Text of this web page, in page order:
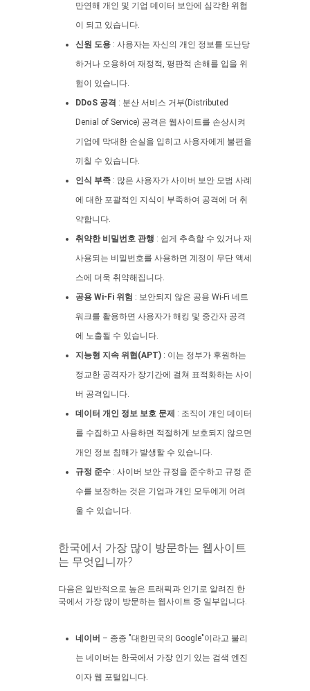
만연해 개인 및 기업 데이터 보안에 심각한 위협
이 되고 있습니다.
신원 도용 : 사용자는 자신의 개인 정보를 도난당
하거나 오용하여 재정적, 평판적 손해를 입을 위
험이 있습니다.
DDoS 공격 : 분산 서비스 거부(Distributed
Denial of Service) 공격은 웹사이트를 손상시켜
기업에 막대한 손실을 입히고 사용자에게 불편을
끼칠 수 있습니다.
인식 부족 : 많은 사용자가 사이버 보안 모범 사례
에 대한 포괄적인 지식이 부족하여 공격에 더 취
약합니다.
취약한 비밀번호 관행 : 쉽게 추측할 수 있거나 재
사용되는 비밀번호를 사용하면 계정이 무단 액세
스에 더욱 취약해집니다.
공용 Wi-Fi 위험 : 보안되지 않은 공용 Wi-Fi 네트
워크를 활용하면 사용자가 해킹 및 중간자 공격
에 노출될 수 있습니다.
지능형 지속 위협(APT) : 이는 정부가 후원하는
정교한 공격자가 장기간에 걸쳐 표적화하는 사이
버 공격입니다.
데이터 개인 정보 보호 문제
: 조직이 개인 데이터
를 수집하고 사용하면 적절하게 보호되지 않으면
개인 정보 침해가 발생할 수 있습니다.
규정 준수 : 사이버 보안 규정을 준수하고 규정 준
수를 보장하는 것은 기업과 개인 모두에게 어려
울 수 있습니다.
한국에서 가장 많이 방문하는 웹사이트
는 무엇입니까?
다음은 일반적으로 높은 트래픽과 인기로 알려진 한
국에서 가장 많이 방문하는 웹사이트 중 일부입니다.
네이버 – 종종 "대한민국의 Google"이라고 불리
는 네이버는 한국에서 가장 인기 있는 검색 엔진
이자 웹 포털입니다.